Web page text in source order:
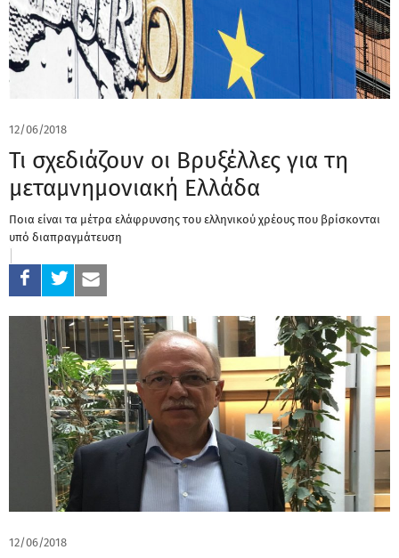
12/06/2018
Τι σχεδιάζουν οι Βρυξέλλες για τη
μεταμνημονιακή Ελλάδα
Ποια είναι τα μέτρα ελάφρυνσης του ελληνικού χρέους που βρίσκονται
υπό διαπραγμάτευση
12/06/2018